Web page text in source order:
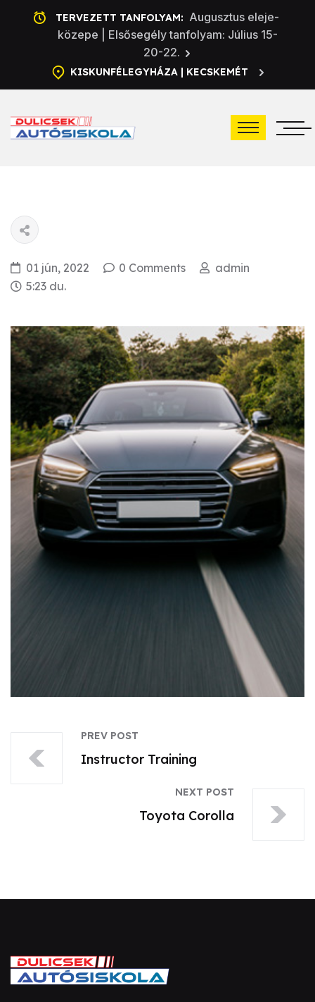
TERVEZETT TANFOLYAM: Augusztus eleje-
közepe | Elsősegély tanfolyam: Július 15-
20-22.
KISKUNFÉLEGYHÁZA | KECSKEMÉT
01 jún, 2022 0 Comments
admin
5:23 du.
PREV POST
Instructor Training
NEXT POST
Toyota Corolla